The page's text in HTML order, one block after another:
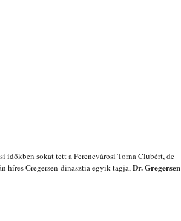
időkben sokat tett a Ferencvárosi Torna Clubért, de
híres Gregersen-dinasztia egyik tagja,Dr. Gregersen